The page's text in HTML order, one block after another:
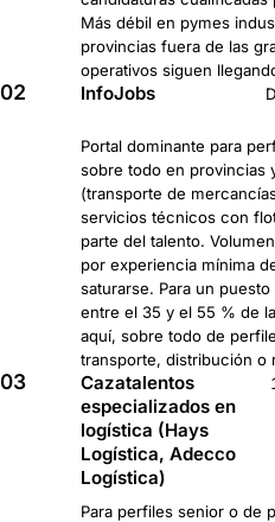
Más débil en pymes
provincias fuera de las
operativos siguen
02 InfoJobs
Portal dominante para
sobre todo en provincias
(transporte de
servicios técnicos con
parte del talento.
por experiencia mínima
saturarse. Para un
entre el 35 y el 55 % de
aquí, sobre todo de
transporte, distribución o
03
Cazatalentos
especializados en
logística (Hays
Logística, Adecco
Logística)
Para perfiles senior o de